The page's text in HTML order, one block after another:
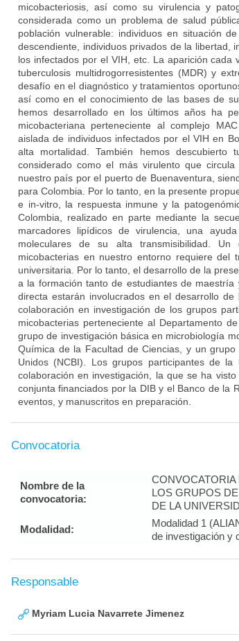
micobacteriosis, así como su virulencia y
considerada como un problema de salud
población vulnerable: individuos en situación
descendiente, individuos privados de la libertad,
los infectados por el VIH, etc. La aparición
tuberculosis multidrogorresistentes (MDR) y
desafío en el diagnóstico y tratamientos
así como en el conocimiento de las bases de
hemos desarrollado en los últimos años ha
micobacteriana perteneciente al complejo
aislada de individuos infectados por el VIH en
alta mortalidad. También hemos descubierto
considerado como el más virulento que
nuestro país por el puerto de Buenaventura,
para Colombia. Por lo tanto, en la presente
e in-vitro, la respuesta inmune y la
Colombia, realizado en parte mediante la
marcadores lipídicos de virulencia, una
moleculares de su alta transmisibilidad.
micobacterias en nuestro entorno requiere del
universitaria. Por lo tanto, el desarrollo de la
a la formación tanto de estudiantes de
directa estarán involucrados en el desarrollo
colaboración en investigación de los grupos
micobacterias perteneciente al Departamento
grupo de investigación básica en microbiología
Química de la Facultad de Ciencias, y un
Unidos (NCBI). Los grupos participantes de
colaboración en investigación, la que se ha
conjunta financiados por la DIB y el Banco de la
eventos, y manuscritos en preparación.
Convocatoria
Nombre de la
convocatoria:
CONVOCATORIA
LOS GRUPOS
DE LA
Modalidad:
Modalidad 1
de investigación y
Responsable
Myriam Lucia Navarrete Jimenez